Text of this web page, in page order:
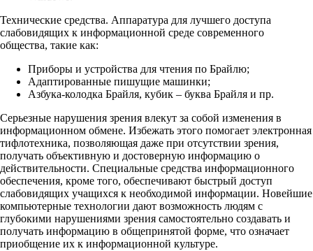
Технические средства. Аппаратура для лучшего доступа
слабовидящих к информационной среде современного
общества, такие как:
Приборы и устройства для чтения по Брайлю;
Адаптированные пишущие машинки;
Азбука-колодка Брайля, кубик – буква Брайля и пр.
Серьезные нарушения зрения влекут за собой изменения в
информационном обмене. Избежать этого помогает электронная
тифлотехника, позволяющая даже при отсутствии зрения,
получать объективную и достоверную информацию о
действительности. Специальные средства информационного
обеспечения, кроме того, обеспечивают быстрый доступ
слабовидящих учащихся к необходимой информации. Новейшие
компьютерные технологии дают возможность людям с
глубокими нарушениями зрения самостоятельно создавать и
получать информацию в общепринятой форме, что означает
приобщение их к информационной культуре.